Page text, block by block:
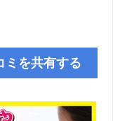
ミを共有する